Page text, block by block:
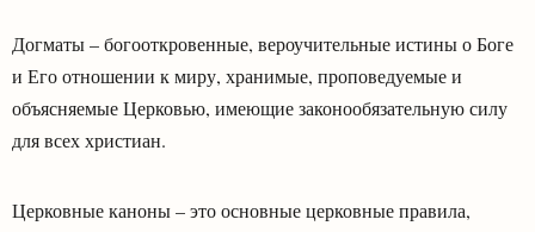
Догматы – богооткровенные, вероучительные истины о Боге
и Его отношении к миру, хранимые, проповедуемые и
объясняемые Церковью, имеющие законообязательную силу
для всех христиан.
Церковные каноны – это основные церковные правила,